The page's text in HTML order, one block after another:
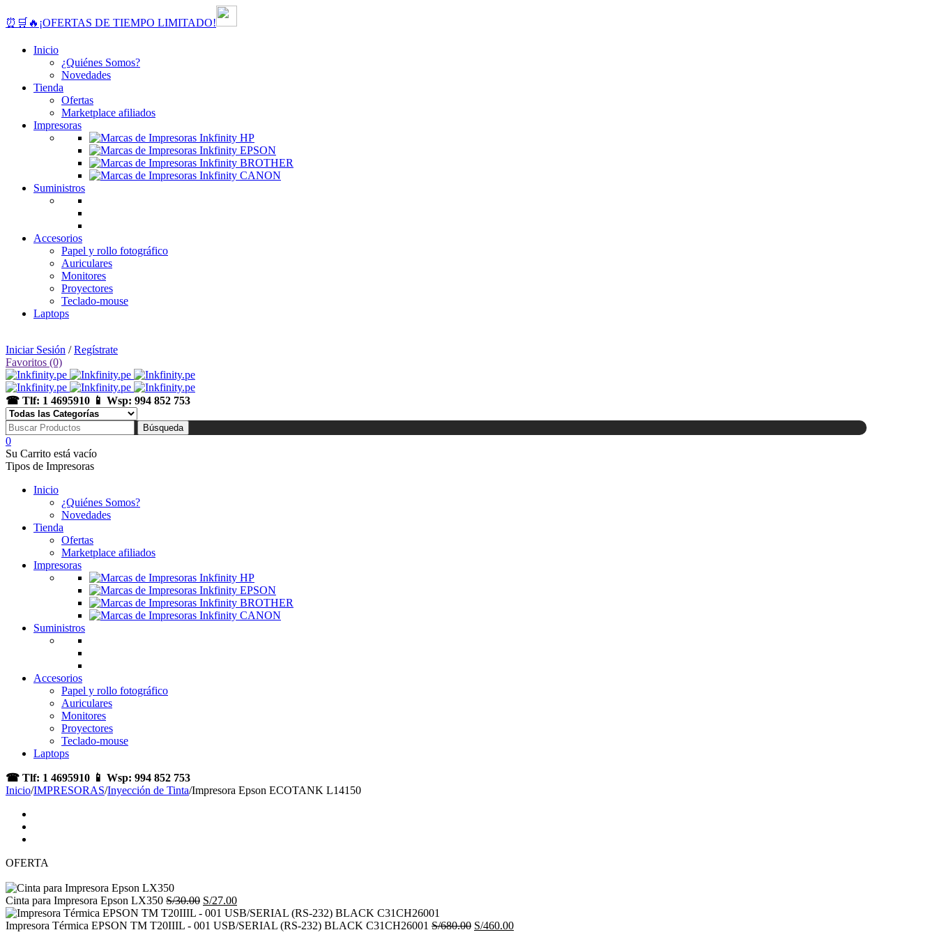
⏰🛒🔥¡OFERTAS DE TIEMPO LIMITADO!
Inicio
¿Quiénes Somos?
Novedades
Tienda
Ofertas
Marketplace afiliados
Impresoras
Suministros
Accesorios
Papel y rollo fotográfico
Auriculares
Monitores
Proyectores
Teclado-mouse
Laptops
Iniciar Sesión /Regístrate
Favoritos (0)
☎ Tlf: 1 4695910 📱 Wsp: 994 852 753
0
Su Carrito está vacío
Tipos de Impresoras
Inicio
¿Quiénes Somos?
Novedades
Tienda
Ofertas
Marketplace afiliados
Impresoras
Suministros
Accesorios
Papel y rollo fotográfico
Auriculares
Monitores
Proyectores
Teclado-mouse
Laptops
☎ Tlf: 1 4695910 📱 Wsp: 994 852 753
Inicio/IMPRESORAS/Inyección de Tinta/Impresora Epson ECOTANK L14150
OFERTA
Cinta para Impresora Epson LX350 S/30.00 El
precio
original
S/27.00El
precio
actual
Impresora Térmica EPSON TM T20IIIL - 001 USB/SERIAL (RS-232) BLACK C31CH26001 S/680.00 El
S/460.00El